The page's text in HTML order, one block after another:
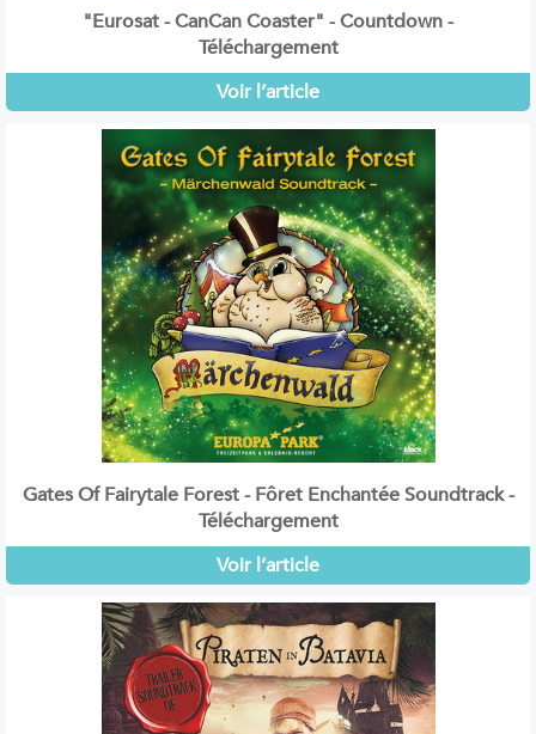
"Eurosat - CanCan Coaster" - Countdown -
Téléchargement
Voir l’article
Gates Of Fairytale Forest - Fôret Enchantée Soundtrack -
Téléchargement
Voir l’article